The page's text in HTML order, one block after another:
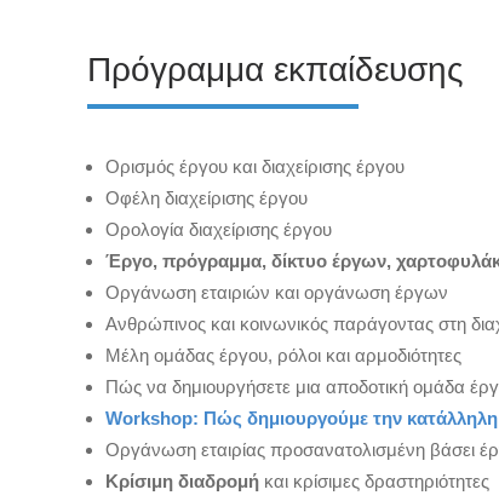
Πρόγραμμα εκπαίδευσης
Ορισμός έργου και διαχείρισης έργου
Οφέλη διαχείρισης έργου
Ορολογία διαχείρισης έργου
Έργο, πρόγραμμα, δίκτυο έργων,
Οργάνωση εταιριών και οργάνωση έργων
Ανθρώπινος και κοινωνικός παράγοντας στη
Μέλη ομάδας έργου, ρόλοι και αρμοδιότητες
Πώς να δημιουργήσετε μια αποδοτική ομάδα
Workshop: Πώς δημιουργούμε την
Οργάνωση εταιρίας προσανατολισμένη βάσει
Κρίσιμη διαδρομή και κρίσιμες δραστηριότητες